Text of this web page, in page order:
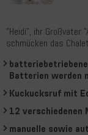
"Heidi", ihr Großvater
schmücken das
Batterien werden
Kuckucksruf mit
12 verschiedenen
manuelle sowie